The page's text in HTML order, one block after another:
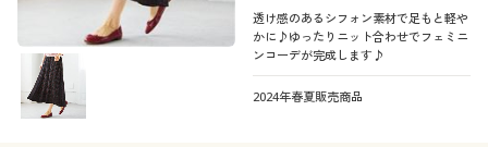
透け感のあるシフォン素材で足もと軽や
かに♪ゆったりニット合わせでフェミニ
ンコーデが完成します♪
2024年春夏販売商品